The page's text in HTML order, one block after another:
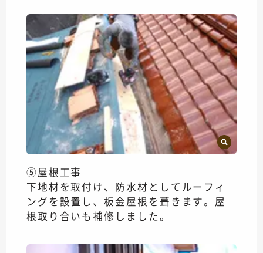
⑤屋根工事
下地材を取付け、防水材としてルーフィ
ングを設置し、板金屋根を葺きます。屋
根取り合いも補修しました。